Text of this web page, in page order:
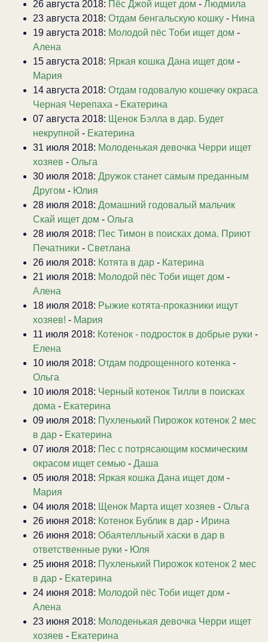
26 августа 2018: Пёс Джой ищет дом - Людмила
23 августа 2018: Отдам бенгальскую кошку - Нина
19 августа 2018: Молодой пёс Тоби ищет дом -
Алена
15 августа 2018: Яркая кошка Дана ищет дом -
Мария
14 августа 2018: Отдам годовалую кошечку окраса
Черная Черепаха - Екатерина
07 августа 2018: Щенок Бэлла в дар. Будет
некрупной - Екатерина
31 июля 2018: Молоденькая девочка Черри ищет
хозяев - Ольга
30 июля 2018: Дружок станет самым преданным
Другом - Юлия
28 июля 2018: Домашний годовалый мальчик
Скай ищет дом - Ольга
28 июля 2018: Пес Тимон в поисках дома. Приют
Печатники - Светлана
26 июля 2018: Котята в дар - Катерина
21 июля 2018: Молодой пёс Тоби ищет дом -
Алена
18 июля 2018: Рыжие котята-проказники ищут
хозяев! - Мария
11 июля 2018: Котенок - подросток в добрые руки -
Елена
10 июля 2018: Отдам подрощенного котенка -
Ольга
10 июля 2018: Черный котенок Тилли в поисках
дома - Екатерина
09 июля 2018: Пухленький Пирожок котенок 2 мес
в дар - Екатерина
07 июля 2018: Пес с потрясающим космическим
окрасом ищет семью - Даша
05 июля 2018: Яркая кошка Дана ищет дом -
Мария
04 июля 2018: Щенок Марта ищет хозяев - Ольга
26 июня 2018: Котенок Бублик в дар - Ирина
26 июня 2018: Обаятелльный хаски в дар в
ответственные руки - Юля
25 июня 2018: Пухленький Пирожок котенок 2 мес
в дар - Екатерина
24 июня 2018: Молодой пёс Тоби ищет дом -
Алена
23 июня 2018: Молоденькая девочка Черри ищет
хозяев - Екатерина